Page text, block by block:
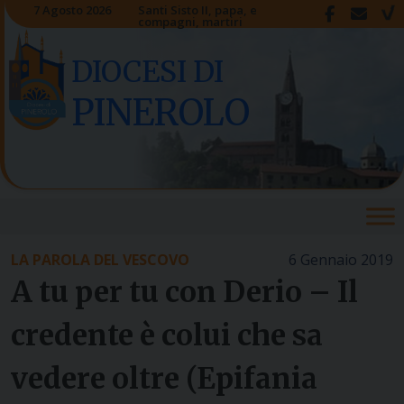
Skip
content DIOCESI DI
PINEROLO
7 Agosto 2026 Santi Sisto II, papa, e
compagni, martiri
6 Gennaio 2019
LA PAROLA DEL VESCOVO
A tu per tu con Derio – Il
credente è colui che sa
vedere oltre (Epifania